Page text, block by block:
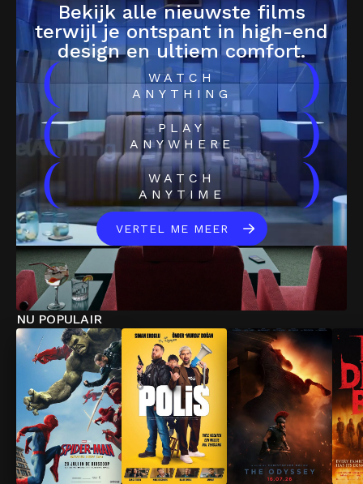
Bekijk alle nieuwste films
terwijl je ontspant in high-end
design en ultiem comfort.
(
WATCH
ANYTHING
)
(
PLAY
ANYWHERE
)
(
WATCH
ANYTIME
)
VERTEL ME MEER
NU POPULAIR